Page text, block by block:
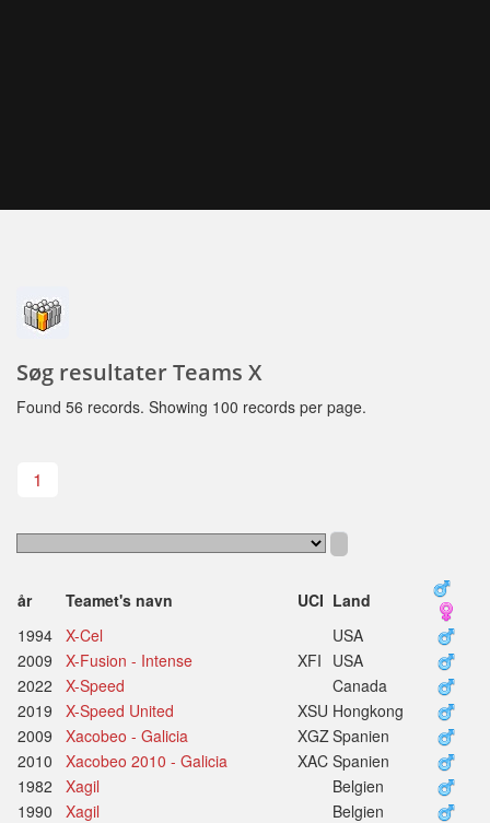
Søg resultater Teams X
Found 56 records. Showing 100 records per page.
1
år Teamet's navn UCI Land
1994 X-Cel
USA
2009
X-Fusion - Intense XFI USA
2022
X-Speed
Canada
2019
X-Speed United XSU Hongkong
2009
Xacobeo - Galicia XGZSpanien
2010
Xacobeo 2010 - Galicia XAC Spanien
1982
Xagil
Belgien
1990
Xagil
Belgien